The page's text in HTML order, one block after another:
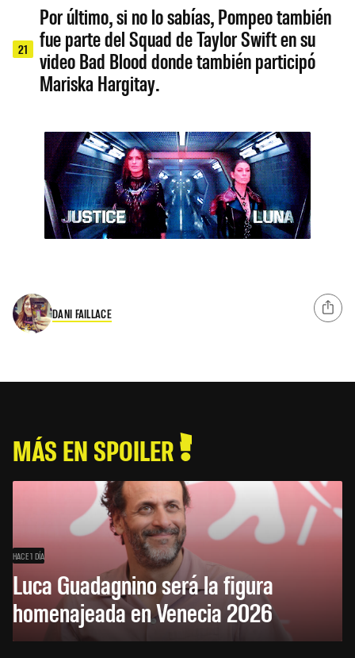
21
Por último, si no lo sabías, Pompeo también
fue parte del Squad de Taylor Swift en su
video Bad Blood donde también participó
Mariska Hargitay.
DANI FAILLACE
MÁS EN SPOILER
HACE 1 DÍA
Luca Guadagnino será la figura
homenajeada en Venecia 2026